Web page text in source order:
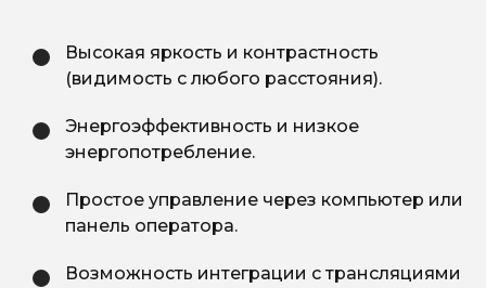
Высокая яркость и контрастность
(видимость с любого расстояния).
Энергоэффективность и низкое
энергопотребление.
Простое управление через компьютер или
панель оператора.
Возможность интеграции с трансляциями